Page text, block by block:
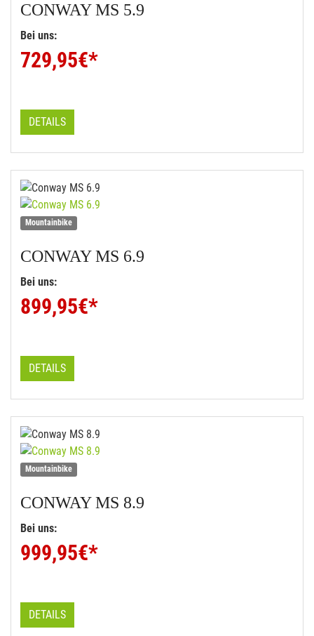
CONWAYMS 5.9
Bei uns:
729,95€*
DETAILS
Mountainbike
CONWAYMS 6.9
Bei uns:
899,95€*
DETAILS
Mountainbike
CONWAYMS 8.9
Bei uns:
999,95€*
DETAILS